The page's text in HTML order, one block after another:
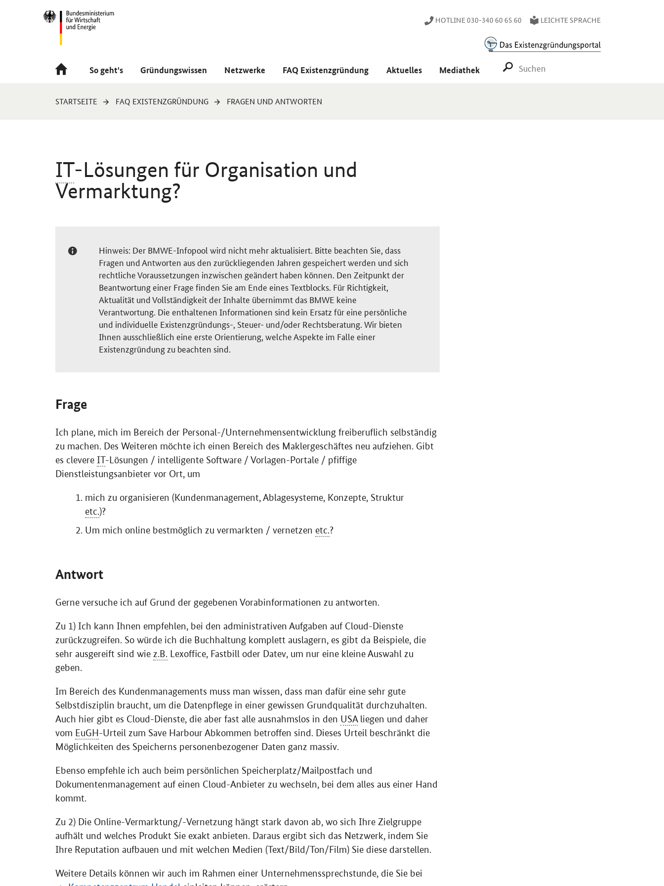
Navigation
Hauptmenü HOTLINE 030-340 60 65 60 LEICHTE SPRACHE
So geht's Gründungswissen Netzwerke FAQ Existenzgründung Aktuelles Mediathek SUCHE STARTEN
Sie
STARTSEITE FAQ EXISTENZGRÜNDUNG FRAGEN UND ANTWORTEN
IT-Lösungen für Organisation und
Vermarktung?
Hinweis: Der BMWE-Infopool wird nicht mehr aktualisiert. Bitte beachten Sie, dass
Fragen und Antworten aus den zurückliegenden Jahren gespeichert werden und sich
rechtliche Voraussetzungen inzwischen geändert haben können. Den Zeitpunkt der
Beantwortung einer Frage finden Sie am Ende eines Textblocks. Für Richtigkeit,
Aktualität und Vollständigkeit der Inhalte übernimmt das BMWE keine
Verantwortung. Die enthaltenen Informationen sind kein Ersatz für eine persönliche
und individuelle Existenzgründungs-, Steuer- und/oder Rechtsberatung. Wir bieten
Ihnen ausschließlich eine erste Orientierung, welche Aspekte im Falle einer
Existenzgründung zu beachten sind.
Frage
Ich plane, mich im Bereich der Personal-/Unternehmensentwicklung freiberuflich selbständig
zu machen. Des Weiteren möchte ich einen Bereich des Maklergeschäftes neu aufziehen. Gibt
es clevere IT-Lösungen / intelligente Software / Vorlagen-Portale / pfiffige
Dienstleistungsanbieter vor Ort, um
mich zu organisieren (Kundenmanagement, Ablagesysteme, Konzepte, Struktur
etc.)?
Um mich online bestmöglich zu vermarkten / vernetzen etc.?
Antwort
Gerne versuche ich auf Grund der gegebenen Vorabinformationen zu antworten.
Zu 1) Ich kann Ihnen empfehlen, bei den administrativen Aufgaben auf Cloud-Dienste
zurückzugreifen. So würde ich die Buchhaltung komplett auslagern, es gibt da Beispiele, die
sehr ausgereift sind wie z.B. Lexoffice, Fastbill oder Datev, um nur eine kleine Auswahl zu
geben.
Im Bereich des Kundenmanagements muss man wissen, dass man dafür eine sehr gute
Selbstdisziplin braucht, um die Datenpflege in einer gewissen Grundqualität durchzuhalten.
Auch hier gibt es Cloud-Dienste, die aber fast alle ausnahmslos in den USAliegen und daher
vom EuGH-Urteil zum Save HarbourAbkommen betroffen sind. Dieses Urteil beschränkt die
Möglichkeiten des Speicherns personenbezogener Daten ganz massiv.
Ebenso empfehle ich auch beim persönlichen Speicherplatz/Mailpostfach und
Dokumentenmanagement auf einen Cloud-Anbieter zu wechseln, bei dem alles aus einer Hand
kommt.
Zu 2) Die Online-Vermarktung/-Vernetzung hängt stark davon ab, wo sich Ihre Zielgruppe
aufhält und welches Produkt Sie exakt anbieten. Daraus ergibt sich das Netzwerk, indem Sie
Ihre Reputation aufbauen und mit welchen Medien (Text/Bild/Ton/Film) Sie diese darstellen.
Weitere Details können wir auch im Rahmen einer Unternehmenssprechstunde, die Sie bei